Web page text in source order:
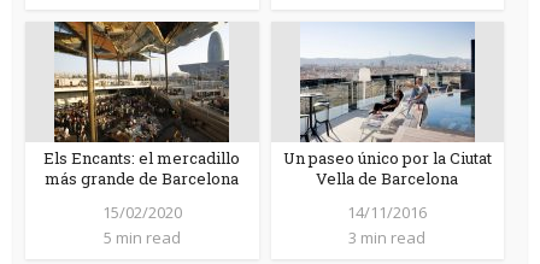
Els Encants: el mercadillo
más grande de Barcelona
15/02/2020
5 min read
Un paseo único por la Ciutat
Vella de Barcelona
14/11/2016
3 min read